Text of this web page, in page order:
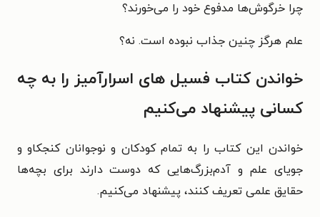
چرا خرگوش‌ها مدفوع خود را می‌خورند؟
علم هرگز چنین جذاب نبوده است. نه؟
خواندن کتاب فسیل های اسرارآمیز را به چه
کسانی پیشنهاد می‌کنیم
خواندن این کتاب را به تمام کودکان و نوجوانان کنجکاو و
جویای علم و آدم‌بزرگ‌هایی که دوست دارند برای بچه‌ها
حقایق علمی تعریف کنند، پیشنهاد می‌کنیم.